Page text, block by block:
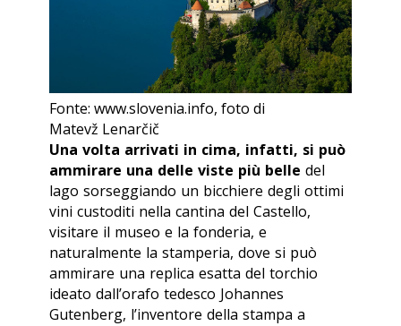
Fonte: www.slovenia.info, foto di
Matevž Lenarčič
Una volta arrivati in cima, infatti, si può
ammirare una delle viste più belle del
lago sorseggiando un bicchiere degli ottimi
vini custoditi nella cantina del Castello,
visitare il museo e la fonderia, e
naturalmente la stamperia, dove si può
ammirare una replica esatta del torchio
ideato dall’orafo tedesco Johannes
Gutenberg, l’inventore della stampa a